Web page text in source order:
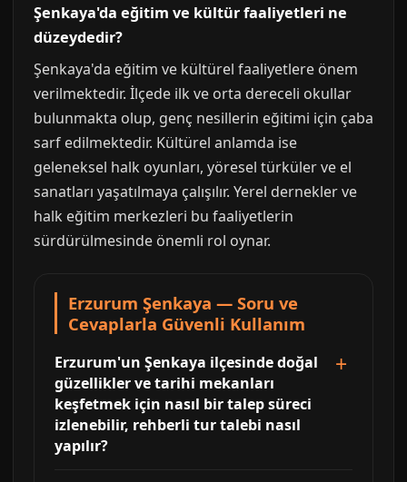
Şenkaya'da eğitim ve kültür faaliyetleri ne
düzeydedir?
Şenkaya'da eğitim ve kültürel faaliyetlere önem
verilmektedir. İlçede ilk ve orta dereceli okullar
bulunmakta olup, genç nesillerin eğitimi için çaba
sarf edilmektedir. Kültürel anlamda ise
geleneksel halk oyunları, yöresel türküler ve el
sanatları yaşatılmaya çalışılır. Yerel dernekler ve
halk eğitim merkezleri bu faaliyetlerin
sürdürülmesinde önemli rol oynar.
Erzurum Şenkaya — Soru ve
Cevaplarla Güvenli Kullanım
Erzurum'un Şenkaya ilçesinde doğal
güzellikler ve tarihi mekanları
keşfetmek için nasıl bir talep süreci
izlenebilir, rehberli tur talebi nasıl
yapılır?